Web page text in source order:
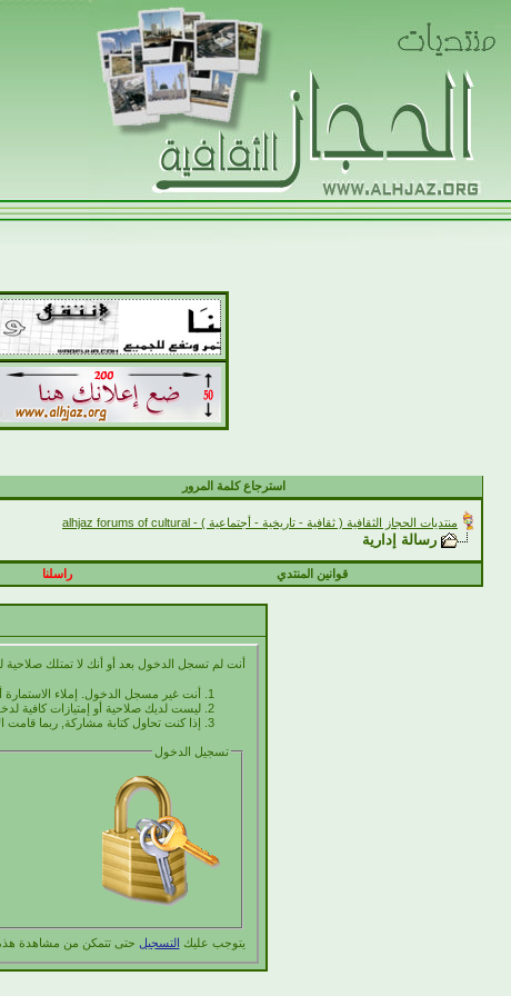
استرجاع كلمة المرور
منتديات الحجاز الثقافية ( ثقافية - تاريخية - أجتماعية ) - alhjaz forums of cultural
رسالة إدارية
قوانين المنتدي
راسلنا
أنت لم تسجل الدخول بعد أو أنك لا تمتلك
أنت غير مسجل الدخول. إملاء
ليست لديك صلاحية أو إمتيازات كافية
إذا كنت تحاول كتابة مشاركة, ربما قامت
تسجيل الدخول
يتوجب عليك التسجيل حتى تتمكن من مشاهدة